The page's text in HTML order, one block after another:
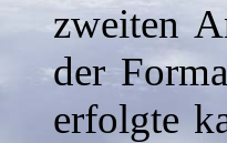
zweiten
der
erfolgte